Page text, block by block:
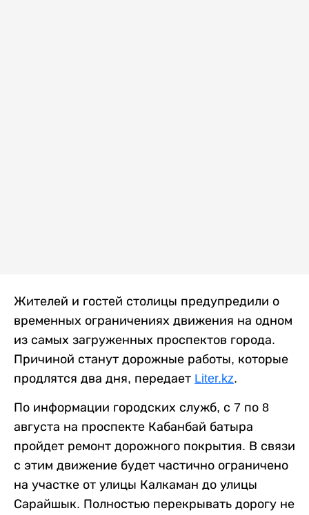
Жителей и гостей столицы предупредили о
временных ограничениях движения на одном
из самых загруженных проспектов города.
Причиной станут дорожные работы, которые
продлятся два дня, передает Liter.kz.
По информации городских служб, с 7 по 8
августа на проспекте Кабанбай батыра
пройдет ремонт дорожного покрытия. В связи
с этим движение будет частично ограничено
на участке от улицы Калкаман до улицы
Сарайшык. Полностью перекрывать дорогу не